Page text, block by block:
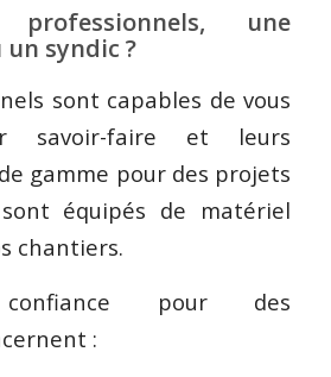
une
syndic ?
sont capables de vous
savoir-faire et leurs
gamme pour des projets
équipés de matériel
chantiers.
confiance pour des
: